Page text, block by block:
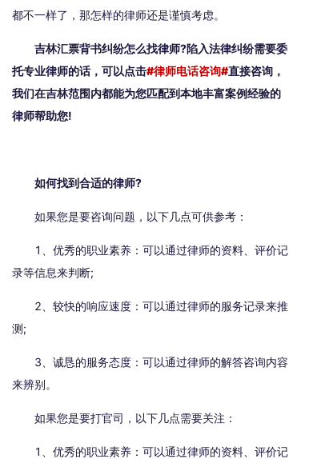
都不一样了，那怎样的律师还是谨慎考虑。
吉林汇票背书纠纷怎么找律师?陷入法律纠纷需要委
托专业律师的话，可以点击#律师电话咨询#直接咨询，
我们在吉林范围内都能为您匹配到本地丰富案例经验的
律师帮助您!
如何找到合适的律师?
如果您是要咨询问题，以下几点可供参考：
1、优秀的职业素养：可以通过律师的资料、评价记
录等信息来判断;
2、较快的响应速度：可以通过律师的服务记录来推
测;
3、诚恳的服务态度：可以通过律师的解答咨询内容
来辨别。
如果您是要打官司，以下几点需要关注：
1、优秀的职业素养：可以通过律师的资料、评价记